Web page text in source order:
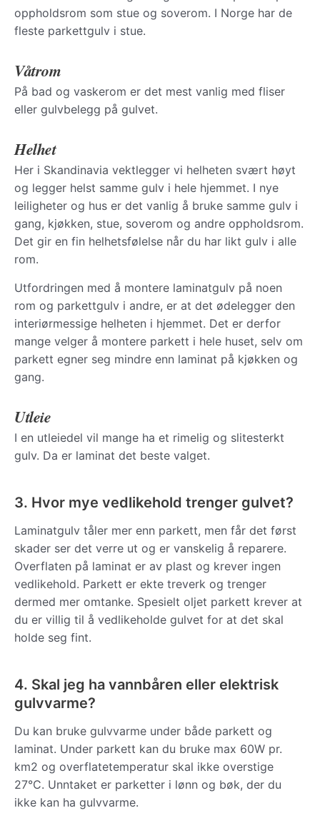
oppholdsrom som stue og soverom. I Norge har de
fleste parkettgulv i stue.
Våtrom
På bad og vaskerom er det mest vanlig med fliser
eller gulvbelegg på gulvet.
Helhet
Her i Skandinavia vektlegger vi helheten svært høyt
og legger helst samme gulv i hele hjemmet. I nye
leiligheter og hus er det vanlig å bruke samme gulv i
gang, kjøkken, stue, soverom og andre oppholdsrom.
Det gir en fin helhetsfølelse når du har likt gulv i alle
rom.
Utfordringen med å montere laminatgulv på noen
rom og parkettgulv i andre, er at det ødelegger den
interiørmessige helheten i hjemmet. Det er derfor
mange velger å montere parkett i hele huset, selv om
parkett egner seg mindre enn laminat på kjøkken og
gang.
Utleie
I en utleiedel vil mange ha et rimelig og slitesterkt
gulv. Da er laminat det beste valget.
3. Hvor mye vedlikehold trenger gulvet?
Laminatgulv tåler mer enn parkett, men får det først
skader ser det verre ut og er vanskelig å reparere.
Overflaten på laminat er av plast og krever ingen
vedlikehold. Parkett er ekte treverk og trenger
dermed mer omtanke. Spesielt oljet parkett krever at
du er villig til å vedlikeholde gulvet for at det skal
holde seg fint.
4. Skal jeg ha vannbåren eller elektrisk
gulvvarme?
Du kan bruke gulvvarme under både parkett og
laminat. Under parkett kan du bruke max 60W pr.
km2 og overflatetemperatur skal ikke overstige
27°C. Unntaket er parketter i lønn og bøk, der du
ikke kan ha gulvvarme.